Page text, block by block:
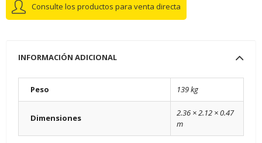
Consulte los productos para venta directa
INFORMACIÓN ADICIONAL
Peso 139 kg
Dimensiones
2.36 × 2.12 × 0.47
m